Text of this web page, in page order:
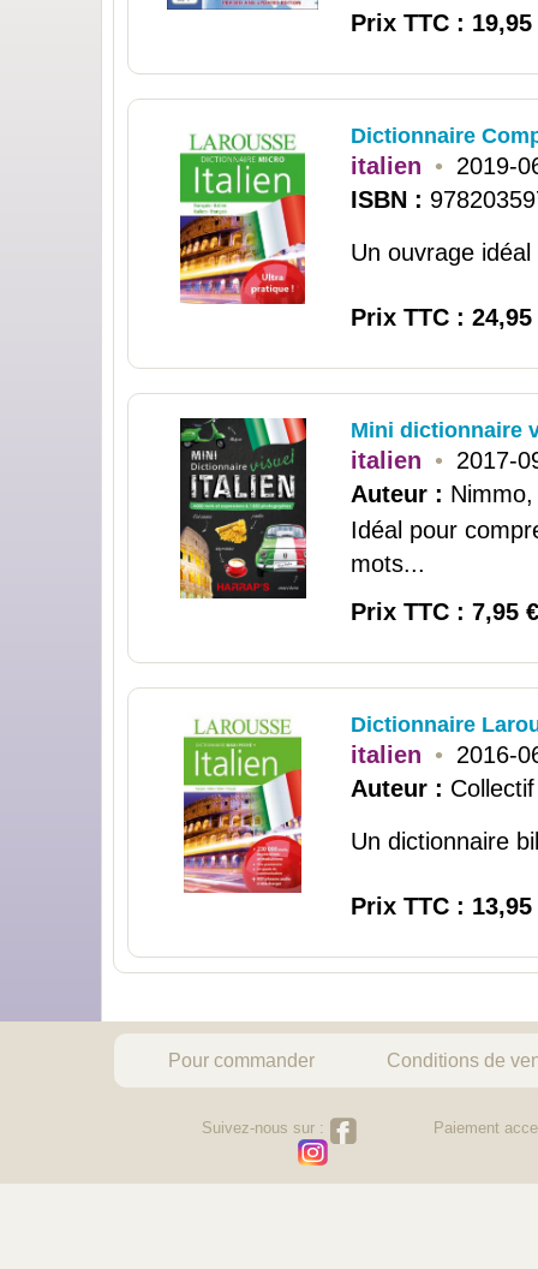
Prix TTC : 19,95
Dictionnaire
italien • 2019-
ISBN :
Un ouvrage
Prix TTC : 24,95
Mini dictionnaire
italien • 2017-
Auteur :
Idéal pour
mots...
Prix TTC : 7,95 €
Dictionnaire
italien • 2016-
Auteur : Collectif
Un dictionnaire
Prix TTC : 13,95
Pour commander Conditions de
Suivez-nous sur : Paiement